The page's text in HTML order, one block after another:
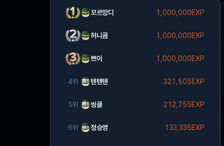
꼬르망디 1,000,000EXP
허니콤 1,000,000EXP
쁘이 1,000,000EXP
4위 텐텐텐 321,505EXP
5위 씽클 212,755EXP
6위 정승영 133,335EXP